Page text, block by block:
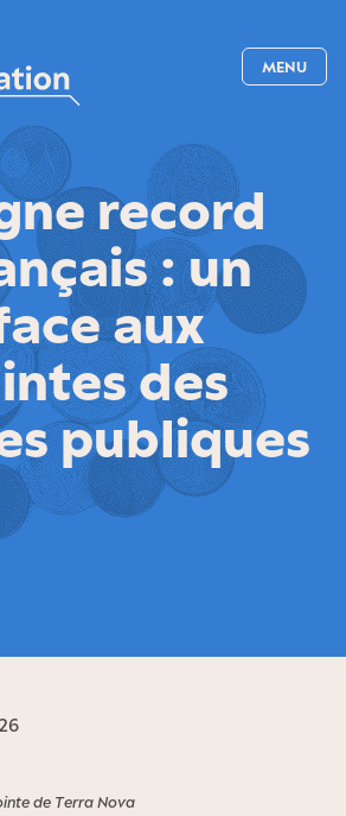
MENU
record
: un
aux
des
publiques
de Terra Nova